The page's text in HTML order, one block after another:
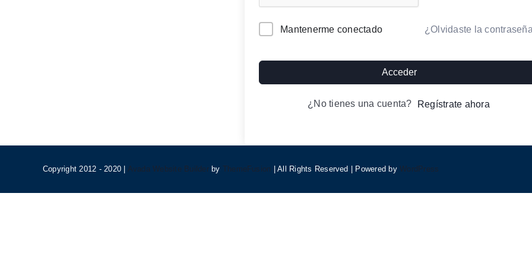
Alternative:
Mantenerme conectado ¿Olvidaste la
Acceder
¿No tienes una cuenta? Regístrate ahora
Copyright 2012 - 2020 | Avada Website Builderby ThemeFusion | All Rights Reserved | Powered byWordPress